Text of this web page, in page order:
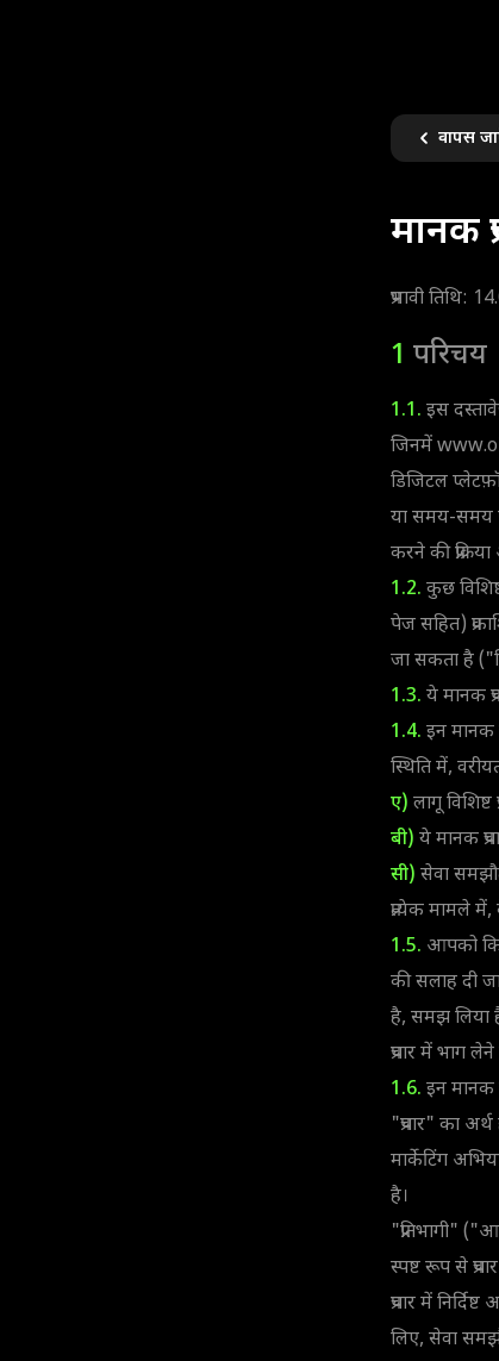
वापस
मानक
प्रभावी तिथि:
1 परिचय
1.1. इस
जिनमें
डिजिटल
या समय-समय
करने की
1.2. कुछ
पेज सहित)
जा सकता है
1.3. ये मानक
1.4. इन मानक
स्थिति में,
ए) लागू विशिष्ट
बी) ये मानक
सी) सेवा
प्रत्येक मामले
1.5. आपको
की सलाह दी
है, समझ लिया
प्रचार में भाग
1.6. इन मानक
"प्रचार" का
मार्केटिंग
है।
"प्रतिभागी"
स्पष्ट रूप से
प्रचार में
लिए, सेवा